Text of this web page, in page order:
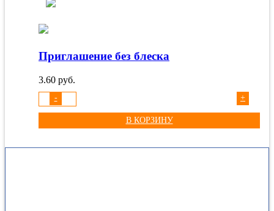
Приглашение без блеска
3.60 руб.
- +
В КОРЗИНУ